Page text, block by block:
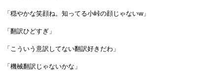
「穏やかな笑顔ね。知ってる小峠の顔じゃないw」
「翻訳ひどすぎ」
「こういう意訳してない翻訳好きだわ」
「機械翻訳じゃないかな」